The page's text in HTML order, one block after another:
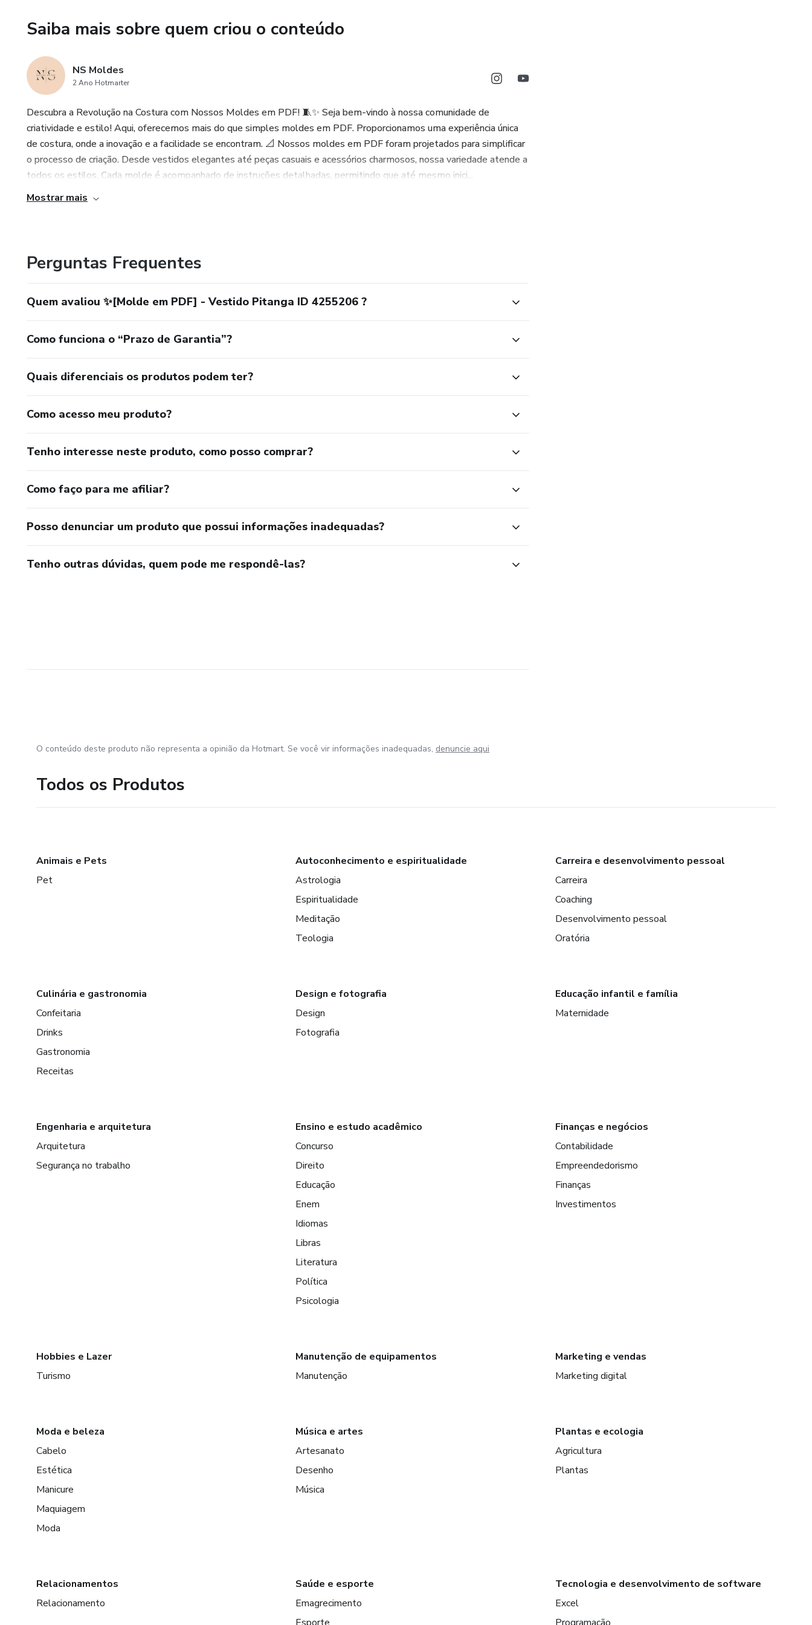
ACESSO >>> *Os moldes em PDF ficam hospedados dentro de uma Plataforma.
Saiba mais sobre quem criou o conteúdo
NS Moldes
2 Ano Hotmarter
Descubra a Revolução na Costura com Nossos Moldes em PDF! 🧵✨ Seja bem-vindo à nossa comunidade de
criatividade e estilo! Aqui, oferecemos mais do que simples moldes em PDF. Proporcionamos uma experiência única
de costura, onde a inovação e a facilidade se encontram. 📐 Nossos moldes em PDF foram projetados para simplificar
o processo de criação. Desde vestidos elegantes até peças casuais e acessórios charmosos, nossa variedade atende a
todos os estilos. Cada molde é acompanhado de instruções detalhadas, permitindo que até mesmo inici...
Mostrar mais
Perguntas Frequentes
Quem avaliou ✨[Molde em PDF] - Vestido Pitanga ID 4255206 ?
Como funciona o “Prazo de Garantia”?
Quais diferenciais os produtos podem ter?
Como acesso meu produto?
Tenho interesse neste produto, como posso comprar?
Como faço para me afiliar?
Posso denunciar um produto que possui informações inadequadas?
Tenho outras dúvidas, quem pode me respondê-las?
O conteúdo deste produto não representa a opinião da Hotmart. Se você vir informações inadequadas, denuncie aqui
Todos os Produtos
Animais e Pets
Pet
Autoconhecimento e espiritualidade
Astrologia
Espiritualidade
Meditação
Teologia
Carreira e desenvolvimento pessoal
Carreira
Coaching
Desenvolvimento pessoal
Oratória
Culinária e gastronomia
Confeitaria
Drinks
Gastronomia
Receitas
Design e fotografia
Design
Fotografia
Educação infantil e família
Maternidade
Engenharia e arquitetura
Arquitetura
Segurança no trabalho
Ensino e estudo acadêmico
Concurso
Direito
Educação
Enem
Idiomas
Libras
Literatura
Política
Psicologia
Finanças e negócios
Contabilidade
Empreendedorismo
Finanças
Investimentos
Hobbies e Lazer
Turismo
Manutenção de equipamentos
Manutenção
Marketing e vendas
Marketing digital
Moda e beleza
Cabelo
Estética
Manicure
Maquiagem
Moda
Música e artes
Artesanato
Desenho
Música
Plantas e ecologia
Agricultura
Plantas
Relacionamentos
Relacionamento
Saúde e esporte
Emagrecimento
Tecnologia e desenvolvimento de software
Excel